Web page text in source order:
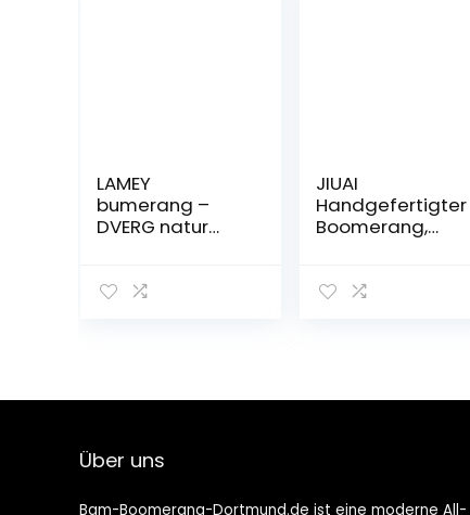
LAMEY
bumerang –
DVERG natur
Kinder &
Rechtshänder*in
JIUAI
Handgefertigter
Boomerang,
authentischer
Kinder ab 10
Über uns
Bam-Boomerang-Dortmund.de ist eine moderne All-